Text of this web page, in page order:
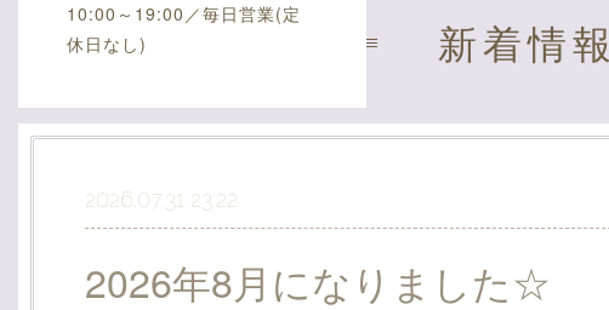
10:00～19:00／毎日営業(定
休日なし)
新着情報
2026.07.31 23:22
2026年8月になりました☆